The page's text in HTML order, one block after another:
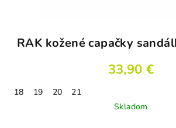
RAK kožené capačky
33,90 €
18 19 20
21
Skladom